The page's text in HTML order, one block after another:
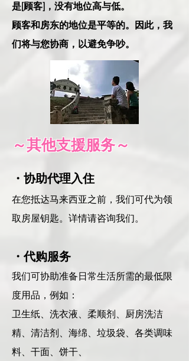
是[顾客]，没有地位高与低。
顾客和房东的地位是平等的。因此，我
们将与您协商，以避免争吵。
～其他支援服务～
・协助代理入住
在您抵达马来西亚之前，我们可代为领
取房屋钥匙。详情请咨询我们。
・代购服务
我们可协助准备日常生活所需的最低限
度用品，例如：
卫生纸、洗衣液、柔顺剂、厨房洗洁
精、清洁剂、海绵、垃圾袋、各类调味
料、干面、饼干、